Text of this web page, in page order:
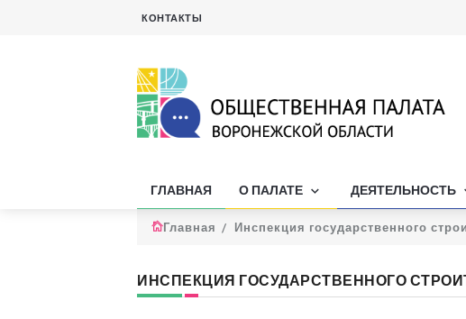
КОНТАКТЫ
ГЛАВНАЯ О ПАЛАТЕ ДЕЯТЕЛЬНОСТЬ
Главная Инспекция государственного
ИНСПЕКЦИЯ ГОСУДАРСТВЕННОГО